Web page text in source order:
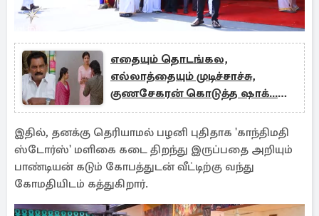
எதையும் தொடங்கல,
எல்லாத்தையும் முடிச்சாச்சு,
குணசேகரன் கொடுத்த ஷாக்...
எதிர்நீச்சல் தொடர்கிறது
புரொமோ
இதில், தனக்கு தெரியாமல் பழனி புதிதாக 'காந்திமதி
ஸ்டோர்ஸ்' மளிகை கடை திறந்து இருப்பதை அறியும்
பாண்டியன் கடும் கோபத்துடன் வீட்டிற்கு வந்து
கோமதியிடம் கத்துகிறார்.